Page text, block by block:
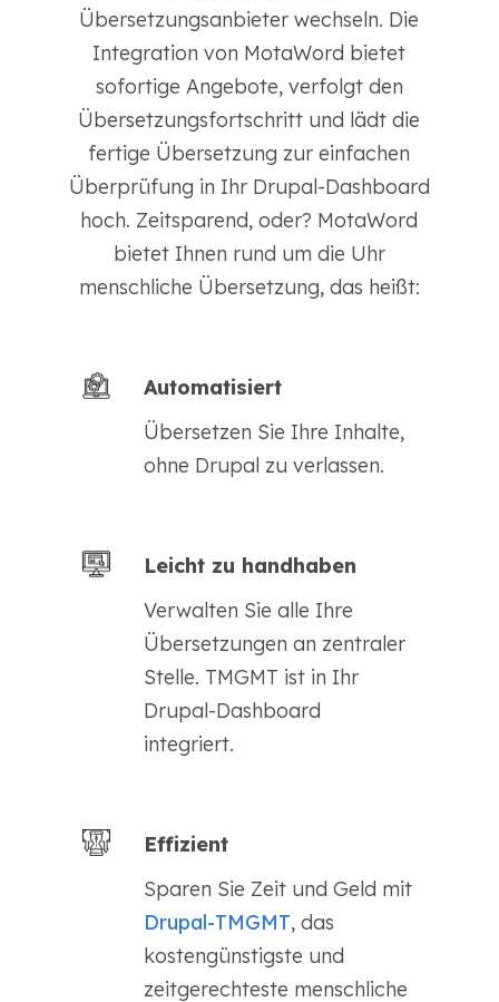
Übersetzungsanbieter wechseln. Die
Integration von MotaWord bietet
sofortige Angebote, verfolgt den
Übersetzungsfortschritt und lädt die
fertige Übersetzung zur einfachen
Überprüfung in Ihr Drupal-Dashboard
hoch. Zeitsparend, oder? MotaWord
bietet Ihnen rund um die Uhr
menschliche Übersetzung, das heißt:
Automatisiert
Übersetzen Sie Ihre Inhalte,
ohne Drupal zu verlassen.
Leicht zu handhaben
Verwalten Sie alle Ihre
Übersetzungen an zentraler
Stelle. TMGMT ist in Ihr
Drupal-Dashboard
integriert.
Effizient
Sparen Sie Zeit und Geld mit
Drupal-TMGMT, das
kostengünstigste und
zeitgerechteste menschliche